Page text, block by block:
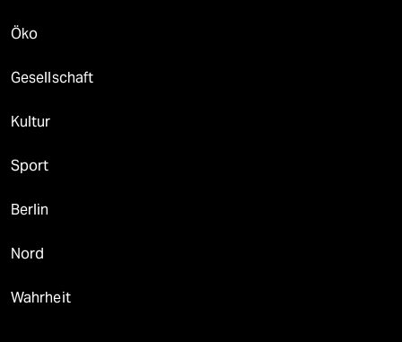
Öko
Gesellschaft
Kultur
Sport
Berlin
Nord
Wahrheit